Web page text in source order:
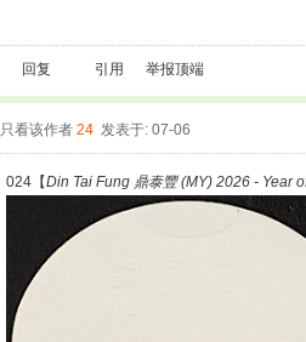
回复 引用 举报顶端
只看该作者 24 发表于: 07-06
024【Din Tai Fung 鼎泰豐 (MY) 2026 - Year